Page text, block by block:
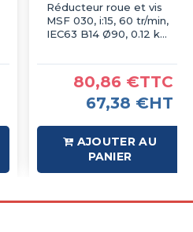
Réducteur roue et vis
MSF 030, i:15, 60 tr/min,
IEC63 B14 Ø90, 0.12 kW
80,86 €TTC
67,38 €HT
AJOUTER AU
PANIER